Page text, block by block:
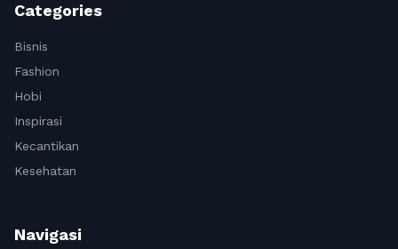
Categories
Bisnis
Fashion
Hobi
Inspirasi
Kecantikan
Kesehatan
Navigasi